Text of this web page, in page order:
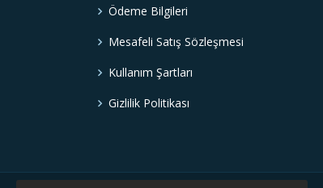
Ödeme Bilgileri
Mesafeli Satış Sözleşmesi
Kullanım Şartları
Gizlilik Politikası